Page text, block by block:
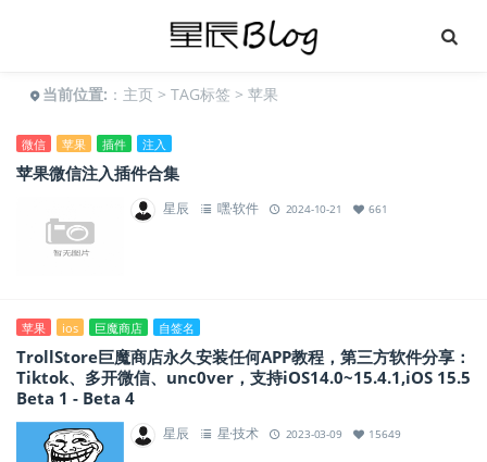
当前位置: ： 主页 > TAG标签 > 苹果
微信 苹果 插件 注入
苹果微信注入插件合集
星辰 嘿·软件 2024-10-21 661
苹果 ios 巨魔商店 自签名
TrollStore巨魔商店永久安装任何APP教程，第三方软件分享：
Tiktok、多开微信、unc0ver，支持iOS14.0~15.4.1,iOS 15.5
Beta 1 - Beta 4
星辰 星·技术 2023-03-09 15649